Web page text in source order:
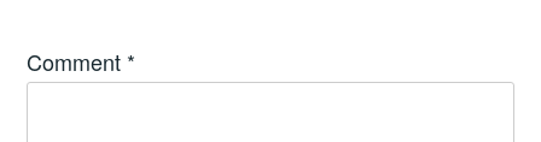
Comment *